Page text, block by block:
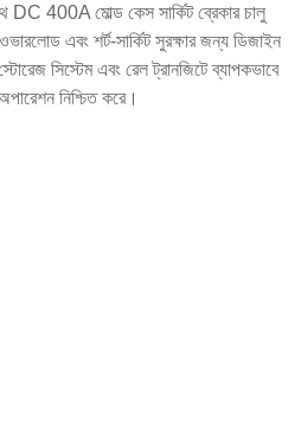
DC 400A মোল্ড কেস সার্কিট ব্রেকার চালু
এবং শর্ট-সার্কিট সুরক্ষার জন্য ডিজাইন
সিস্টেম এবং রেল ট্রানজিটে ব্যাপকভাবে
নিশ্চিত করে।